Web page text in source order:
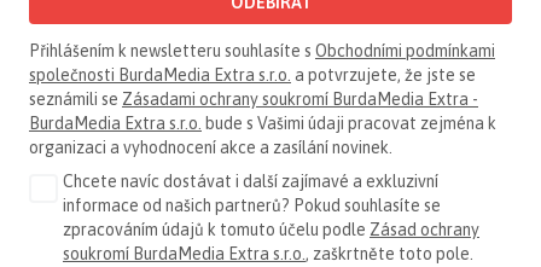
Přihlášením k newsletteru souhlasíte s Obchodními podmínkami
společnosti BurdaMedia Extra s.r.o. a potvrzujete, že jste se
seznámili se Zásadami ochrany soukromí BurdaMedia Extra -
BurdaMedia Extra s.r.o. bude s Vašimi údaji pracovat zejména k
organizaci a vyhodnocení akce a zasílání novinek.
Chcete navíc dostávat i další zajímavé a exkluzivní
informace od našich partnerů? Pokud souhlasíte se
zpracováním údajů k tomuto účelu podle Zásad ochrany
soukromí BurdaMedia Extra s.r.o., zaškrtněte toto pole.